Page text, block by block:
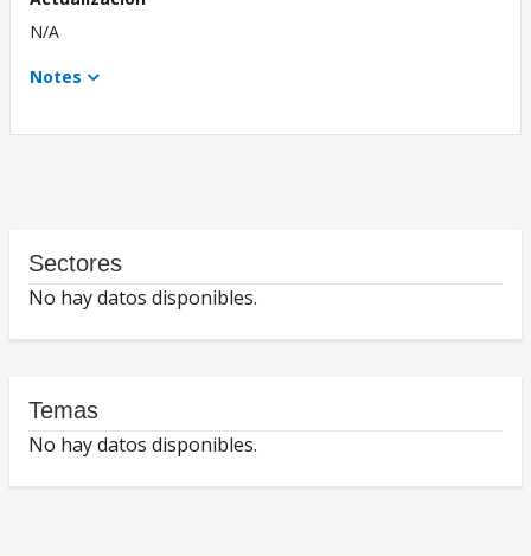
N/A
Notes
Sectores
No hay datos disponibles.
Temas
No hay datos disponibles.